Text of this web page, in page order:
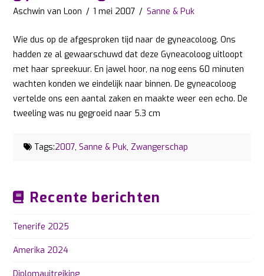
Aschwin van Loon 1 mei 2007 Sanne & Puk
Wie dus op de afgesproken tijd naar de gyneacoloog. Ons
hadden ze al gewaarschuwd dat deze Gyneacoloog uitloopt
met haar spreekuur. En jawel hoor, na nog eens 60 minuten
wachten konden we eindelijk naar binnen. De gyneacoloog
vertelde ons een aantal zaken en maakte weer een echo. De
tweeling was nu gegroeid naar 5.3 cm
Tags:2007,Sanne & Puk, Zwangerschap
Recente berichten
Tenerife 2025
Amerika 2024